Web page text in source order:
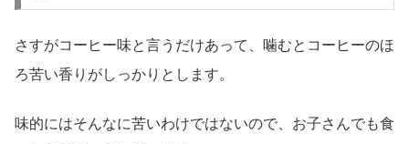
さすがコーヒー味と言うだけあって、噛むとコーヒーのほ
ろ苦い香りがしっかりとします。
味的にはそんなに苦いわけではないので、お子さんでも食